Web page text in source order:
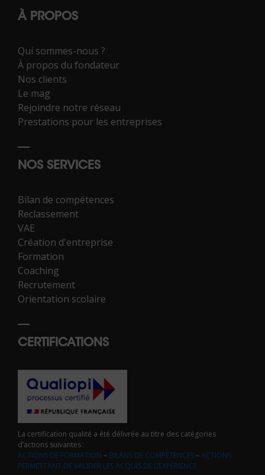
À PROPOS
Qui sommes-nous ?
À propos du fondateur
Nos clients
Le mag
Rejoindre notre réseau
Prestations pour les entreprises
NOS SERVICES
Bilan de compétences
Reclassement
VAE
Création d'entreprise
Formation
Coaching
Recrutement
Orientation scolaire
CERTIFICATIONS
La certification qualité a été délivrée au titre des catégories
d’actions suivantes :
ACTIONS DE FORMATION – BILANS DE COMPÉTENCES–ACTIONS
PERMETTANT DE VALIDER LES ACQUIS DE L’EXPÉRIENCE